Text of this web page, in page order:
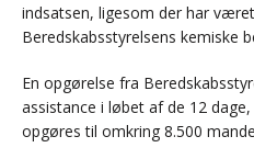
indsatsen, ligesom der har
Beredskabsstyrelsens kemiske
En opgørelse fra
assistance i løbet af de 12
opgøres til omkring 8.500